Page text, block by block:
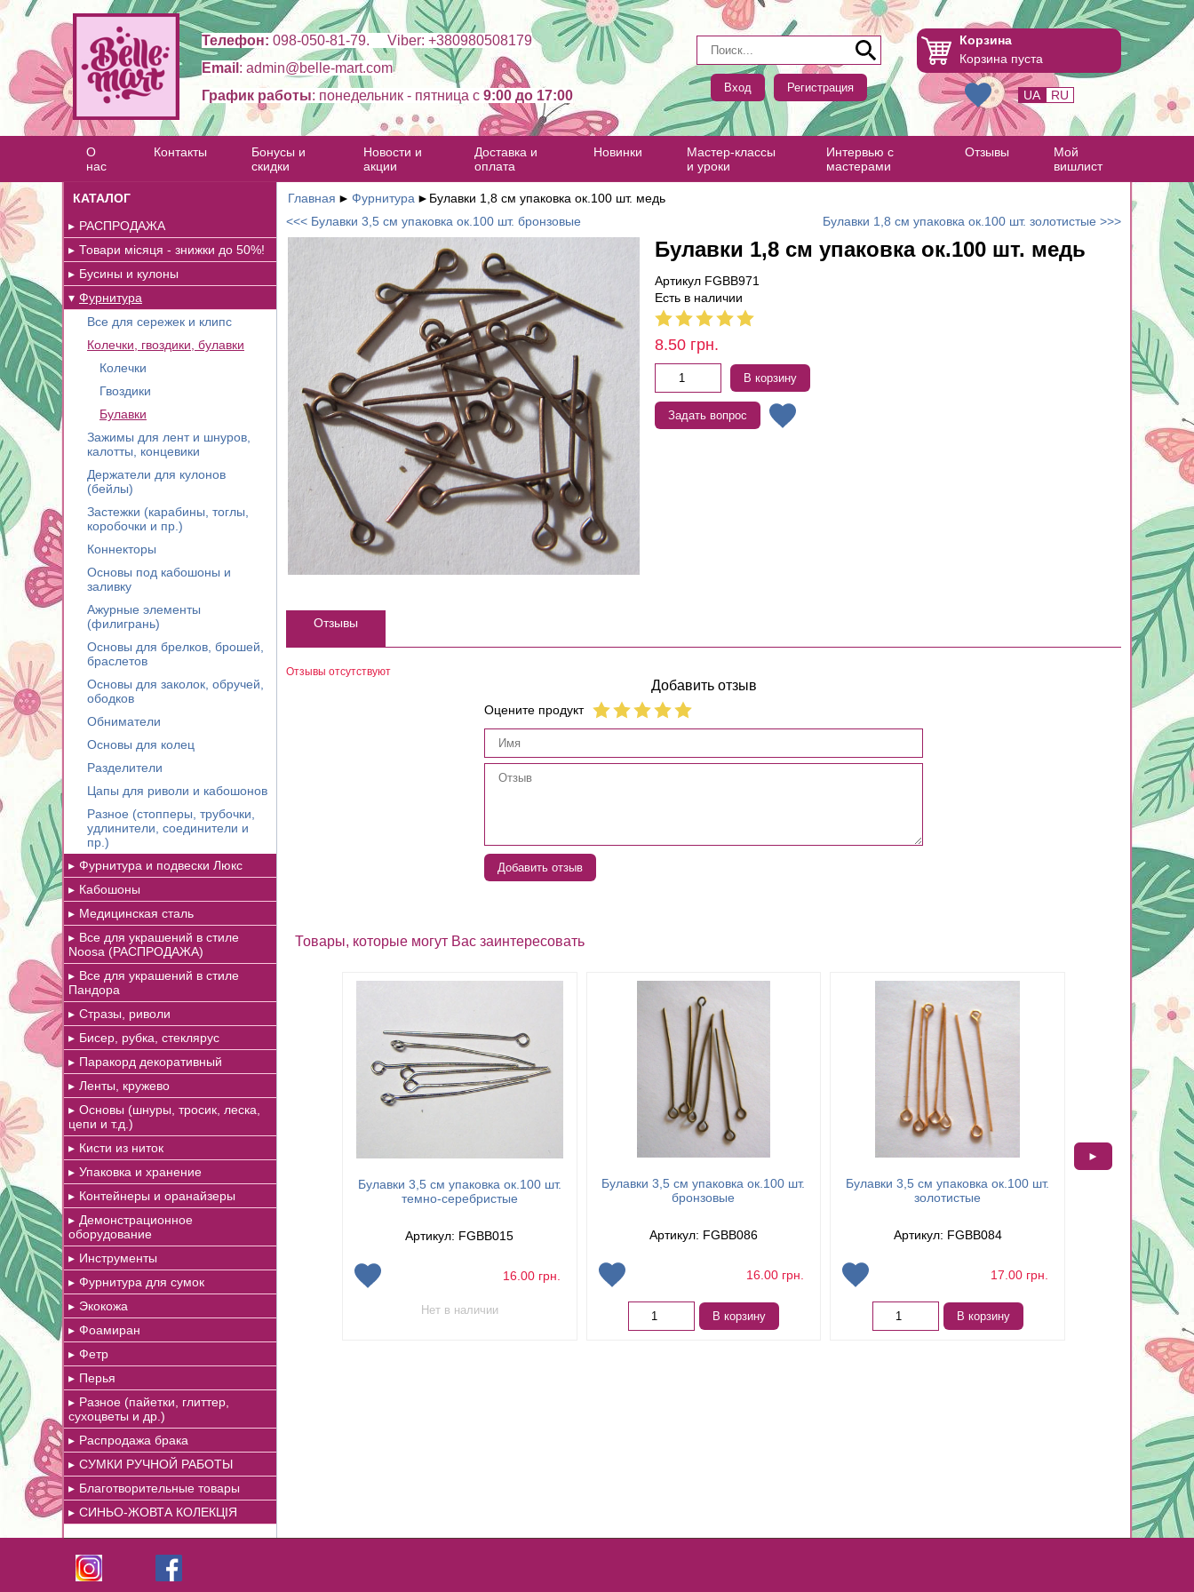
Телефон: 098-050-81-79. Viber: +380980508179
Email : admin@belle-mart.com
График работы: понедельник - пятница c 9:00 до 17:00
Вход Регистрация
Корзина
Корзина пуста
UA RU
О
нас
Контакты
Бонусы и
скидки
Новости и
акции
Доставка и
оплата
Новинки
Мастер-классы
и уроки
Интервью с
мастерами
Отзывы
Мой
вишлист
КАТАЛОГ
РАСПРОДАЖА
Товари місяця - знижки до 50%!
Бусины и кулоны
Фурнитура
Все для сережек и клипс
Колечки, гвоздики, булавки
Колечки
Гвоздики
Булавки
Зажимы для лент и шнуров,
калотты, концевики
Держатели для кулонов
(бейлы)
Застежки (карабины, тоглы,
коробочки и пр.)
Коннекторы
Основы под кабошоны и
заливку
Ажурные элементы
(филигрань)
Основы для брелков, брошей,
браслетов
Основы для заколок, обручей,
ободков
Обниматели
Основы для колец
Разделители
Цапы для риволи и кабошонов
Разное (стопперы, трубочки,
удлинители, соединители и
пр.)
Фурнитура и подвески Люкс
Кабошоны
Медицинская сталь
Все для украшений в стиле
Noosa (РАСПРОДАЖА)
Все для украшений в стиле
Пандора
Стразы, риволи
Бисер, рубка, стеклярус
Паракорд декоративный
Ленты, кружево
Основы (шнуры, тросик, леска,
цепи и т.д.)
Кисти из ниток
Упаковка и хранение
Контейнеры и оранайзеры
Демонстрационное
оборудование
Инструменты
Фурнитура для сумок
Экокожа
Фоамиран
Фетр
Перья
Разное (пайетки, глиттер,
сухоцветы и др.)
Распродажа брака
СУМКИ РУЧНОЙ РАБОТЫ
Благотворительные товары
СИНЬО-ЖОВТА КОЛЕКЦІЯ
Главная ► Фурнитура ► Булавки 1,8 см упаковка ок.100 шт. медь
<<< Булавки 3,5 см упаковка ок.100 шт. бронзовые
Булавки 1,8 см упаковка ок.100 шт. золотистые >>>
Булавки 1,8 см упаковка ок.100 шт. медь
Артикул FGBB971
Есть в наличии
8.50 грн.
В корзину
Задать вопрос
Отзывы
Отзывы отсутствуют
Добавить отзыв
Оцените продукт
Добавить отзыв
Товары, которые могут Вас заинтересовать
Булавки 3,5 см упаковка ок.100 шт.
темно-серебристые
Артикул: FGBB015
16.00 грн.
Нет в наличии
Булавки 3,5 см упаковка ок.100 шт.
бронзовые
Артикул: FGBB086
16.00 грн.
В корзину
Булавки 3,5 см упаковка ок.100 шт.
золотистые
Артикул: FGBB084
17.00 грн.
В корзину
Булавки 4 см
Артикул:
►